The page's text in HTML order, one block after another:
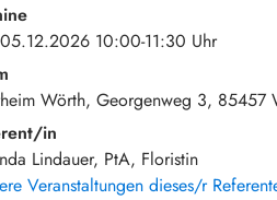
10:00-11:30 Uhr
Wörth Georgenweg 3 85457
in
Lindauer, PtA, Floristin
Veranstaltungen dieses/r